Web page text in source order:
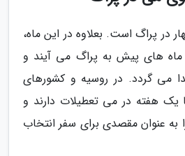
در پراگ است. بعلاوه در این ماه،
ماه های پیش به پراگ می آیند و
می گردد. در روسیه و کشورهای
یک هفته در می تعطیلات دارند و
به عنوان مقصدی برای سفر انتخاب